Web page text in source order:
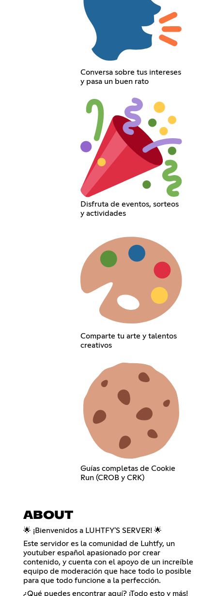
Conversa sobre tus intereses
y pasa un buen rato
Disfruta de eventos, sorteos
y actividades
Comparte tu arte y talentos
creativos
Guías completas de Cookie
Run (CROB y CRK)
ABOUT
🌟 ¡Bienvenidos a LUHTFY'S SERVER! 🌟
Este servidor es la comunidad de Luhtfy, un
youtuber español apasionado por crear
contenido, y cuenta con el apoyo de un increíble
equipo de moderación que hace todo lo posible
para que todo funcione a la perfección.
¿Qué puedes encontrar aquí? ¡Todo esto y más!